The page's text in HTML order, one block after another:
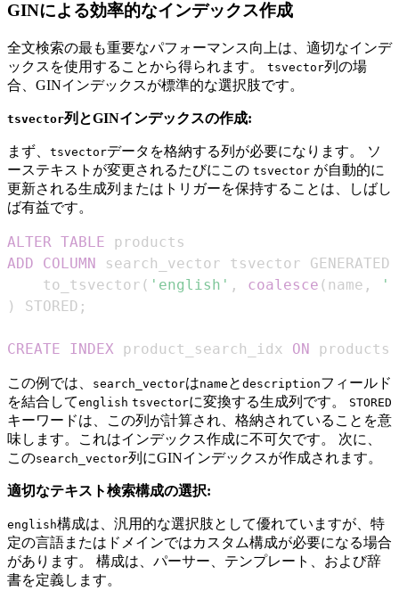
GINによる効率的なインデックス作成
全文検索の最も重要なパフォーマンス向上は、適切なインデ
ックスを使用することから得られます。 tsvector列の場
合、GINインデックスが標準的な選択肢です。
tsvector列とGINインデックスの作成:
まず、 tsvectorデータを格納する列が必要になります。 ソ
ーステキストが変更されるたびにこの tsvector が自動的に
更新される生成列またはトリガーを保持することは、しばし
ば有益です。
ALTER TABLE
ADD
COLUMN search_vector tsvector GENERATED
    to_tsvector
( 'english' , coalesce ( name ,
''
)
STORED ;
CREATE INDEX product_search_idx ON products
この例では、 search_vectorはname と descriptionフィールド
を結合してenglish tsvectorに変換する生成列です。 STORED
キーワードは、この列が計算され、格納されていることを意
味します。これはインデックス作成に不可欠です。 次に、
このsearch_vector列にGINインデックスが作成されます。
適切なテキスト検索構成の選択:
english構成は、汎用的な選択肢として優れていますが、特
定の言語またはドメインではカスタム構成が必要になる場合
があります。 構成は、パーサー、テンプレート、および辞
書を定義します。